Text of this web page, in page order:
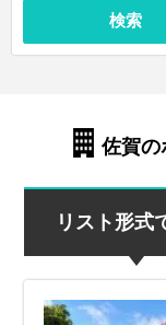
検索
佐賀の
リスト形式